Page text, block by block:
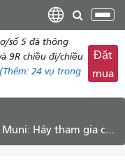
số 5 đã thông
9R chiều đi/chiều
(Thêm: 24 vụ trong
Đặt
mua
chúng tôi vào ngày 21 - 22 tháng 9!